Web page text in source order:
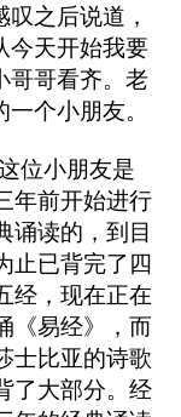
之后说道，
今天开始我要
哥哥看齐。老
个小朋友。
位小朋友是
年前开始进行
诵读的，到目
止已背完了四
经，现在正在
《易经》，而
士比亚的诗歌
了大部分。经